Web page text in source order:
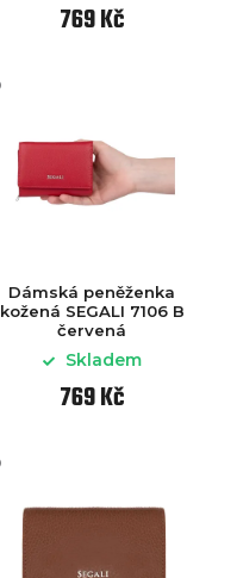
769 Kč
Dámská peněženka
kožená SEGALI 7106 B
červená
Skladem
769 Kč